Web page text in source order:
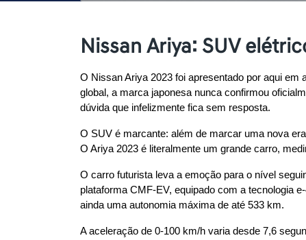
Nissan Ariya: SUV
O Nissan Ariya 2023 foi apresentado por aqui
global, a marca japonesa nunca confirmou
dúvida que infelizmente fica sem resposta.
O SUV é marcante: além de marcar uma nova
O Ariya 2023 é literalmente um grande carro,
O carro futurista leva a emoção para o nível
plataforma CMF-EV, equipado com a tecnologia
ainda uma autonomia máxima de até 533 km.
A aceleração de 0-100 km/h varia desde 7,6